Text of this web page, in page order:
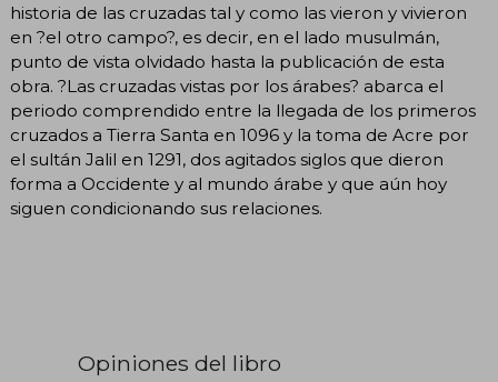
historia de las cruzadas tal y como las vieron y vivieron
en ?el otro campo?, es decir, en el lado musulmán,
punto de vista olvidado hasta la publicación de esta
obra. ?Las cruzadas vistas por los árabes? abarca el
periodo comprendido entre la llegada de los primeros
cruzados a Tierra Santa en 1096 y la toma de Acre por
el sultán Jalil en 1291, dos agitados siglos que dieron
forma a Occidente y al mundo árabe y que aún hoy
siguen condicionando sus relaciones.
Opiniones del libro